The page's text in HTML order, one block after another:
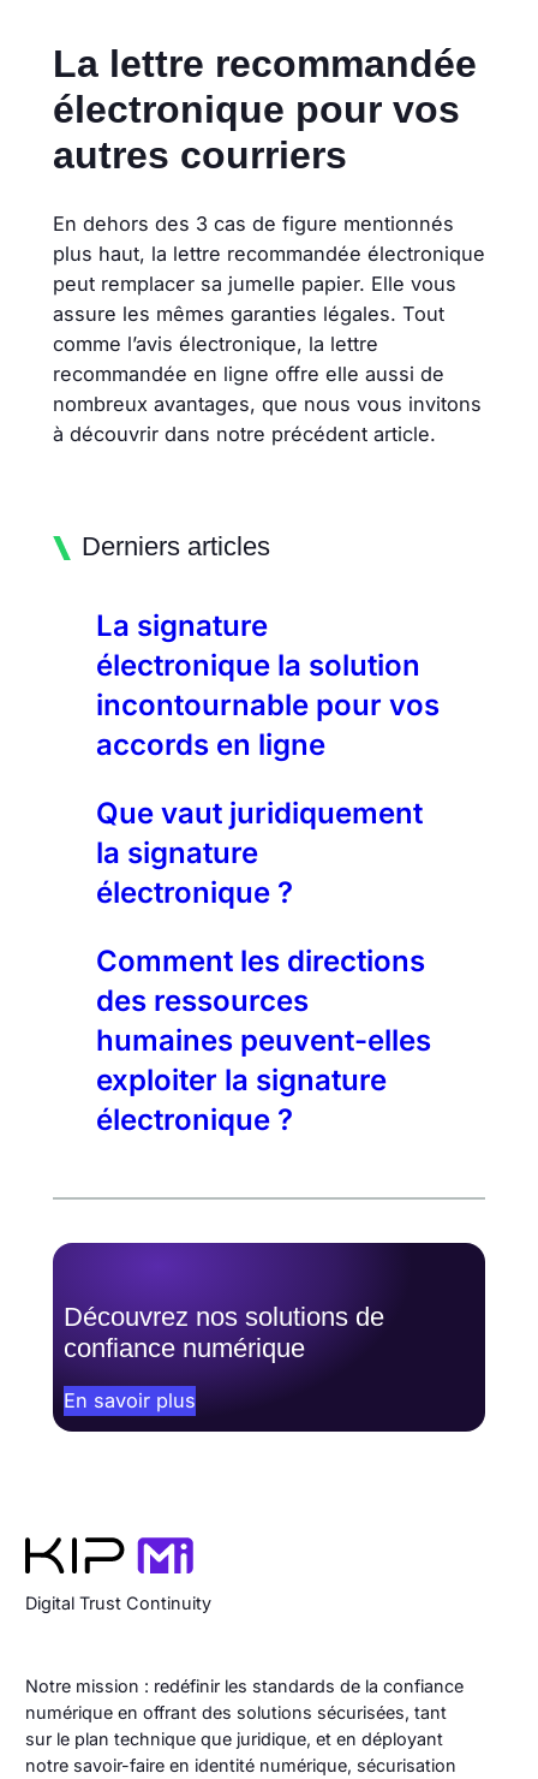
La lettre recommandée
électronique pour vos
autres courriers
En dehors des 3 cas de figure mentionnés
plus haut, la lettre recommandée électronique
peut remplacer sa jumelle papier. Elle vous
assure les mêmes garanties légales. Tout
comme l’avis électronique, la lettre
recommandée en ligne offre elle aussi de
nombreux avantages, que nous vous invitons
à découvrir dans notre précédent article.
Derniers articles
La signature
électronique la solution
incontournable pour vos
accords en ligne
Que vaut juridiquement
la signature
électronique ?
Comment les directions
des ressources
humaines peuvent-elles
exploiter la signature
électronique ?
Découvrez nos solutions de
confiance numérique
En savoir plus
Digital Trust Continuity
Notre mission : redéfinir les standards de la confiance
numérique en offrant des solutions sécurisées, tant
sur le plan technique que juridique, et en déployant
notre savoir-faire en identité numérique, sécurisation